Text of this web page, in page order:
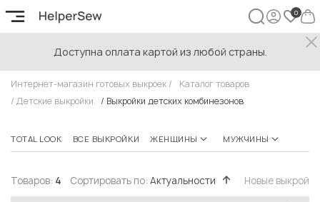
Доступна оплата картой из любой страны.
Выкройки детских комбинезонов
Интернет-магазин готовых выкроек /
Каталог товаров
/ Детские выкройки / Выкройки детских комбинезонов
TOTAL LOOK ВСЕ ВЫКРОЙКИ ЖЕНЩИНЫ МУЖЧИНЫ
Сортировать по: Актуальности Новые
Товаров: 4